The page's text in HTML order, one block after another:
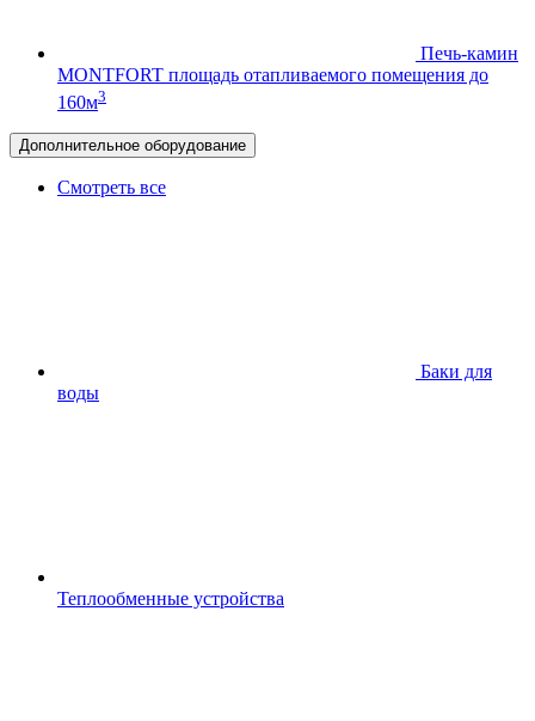
Печь-камин
MONTFORT площадь отапливаемого помещения до
160м3
Дополнительное оборудование
Смотреть все
Баки для
воды
Теплообменные устройства